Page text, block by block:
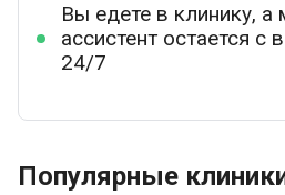
Вы едете в клинику, а
ассистент остается с
24/7
Популярные